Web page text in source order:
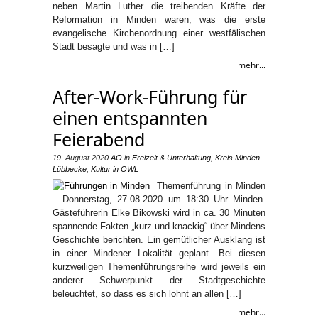
neben Martin Luther die treibenden Kräfte der
Reformation in Minden waren, was die erste
evangelische Kirchenordnung einer westfälischen
Stadt besagte und was in […]
mehr...
After-Work-Führung für
einen entspannten
Feierabend
19. August 2020 AO in Freizeit & Unterhaltung Kreis Minden -
Lübbecke Kultur in OWL
Themenführung in Minden
– Donnerstag, 27.08.2020 um 18:30 Uhr Minden.
Gästeführerin Elke Bikowski wird in ca. 30 Minuten
spannende Fakten „kurz und knackig“ über Mindens
Geschichte berichten. Ein gemütlicher Ausklang ist
in einer Mindener Lokalität geplant. Bei diesen
kurzweiligen Themenführungsreihe wird jeweils ein
anderer Schwerpunkt der Stadtgeschichte
beleuchtet, so dass es sich lohnt an allen […]
mehr...